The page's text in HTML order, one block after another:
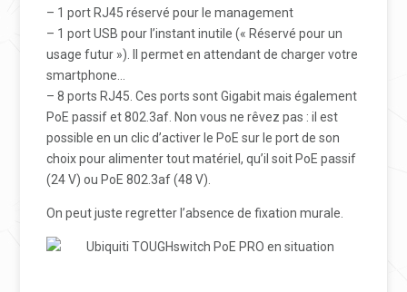
– 1 port RJ45 réservé pour le management
– 1 port USB pour l’instant inutile (« Réservé pour un
usage futur »). Il permet en attendant de charger votre
smartphone…
– 8 ports RJ45. Ces ports sont Gigabit mais également
PoE passif et 802.3af. Non vous ne rêvez pas : il est
possible en un clic d’activer le PoE sur le port de son
choix pour alimenter tout matériel, qu’il soit PoE passif
(24 V) ou PoE 802.3af (48 V).
On peut juste regretter l’absence de fixation murale.